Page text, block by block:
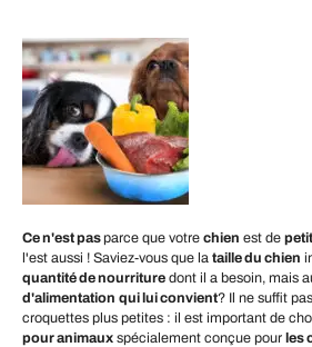
Ce n'est pasparce que votre chien est de
l'est aussi ! Saviez-vous que la taille du chien
quantité de nourriture dont il a besoin, mais
d'alimentation qui lui convient? Il ne suffit
croquettes plus petites : il est important de
pour animaux spécialement conçue pour les